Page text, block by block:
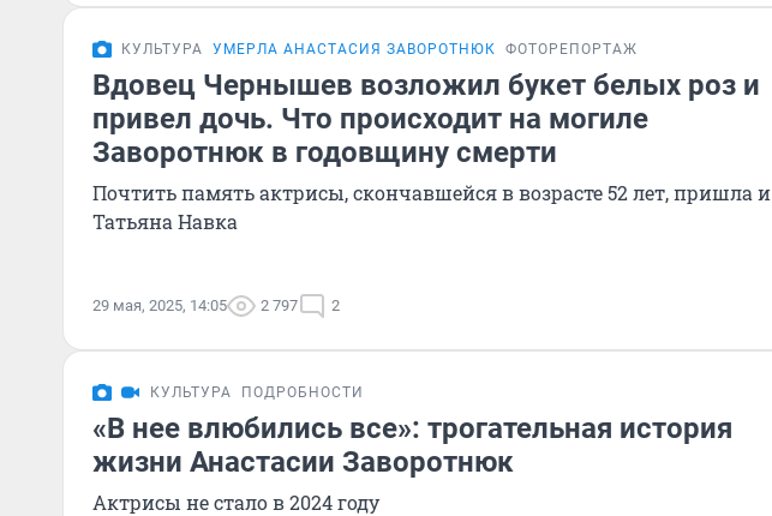
КУЛЬТУРА УМЕРЛА АНАСТАСИЯ ЗАВОРОТНЮК ФОТОРЕПОРТАЖ
Вдовец Чернышев возложил букет белых роз и
привел дочь. Что происходит на могиле
Заворотнюк в годовщину смерти
Почтить память актрисы, скончавшейся в возрасте 52 лет, пришла и
Татьяна Навка
29 мая, 2025, 14:05 2 797 2
КУЛЬТУРА ПОДРОБНОСТИ
«В нее влюбились все»: трогательная история
жизни Анастасии Заворотнюк
Актрисы не стало в 2024 году